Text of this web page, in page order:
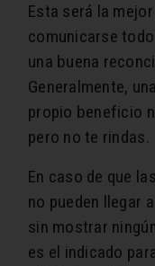
Esta será la
comunicarse
una buena
Generalmente,
propio beneficio
pero no te rindas.
En caso de que
no pueden llegar
sin mostrar
es el indicado